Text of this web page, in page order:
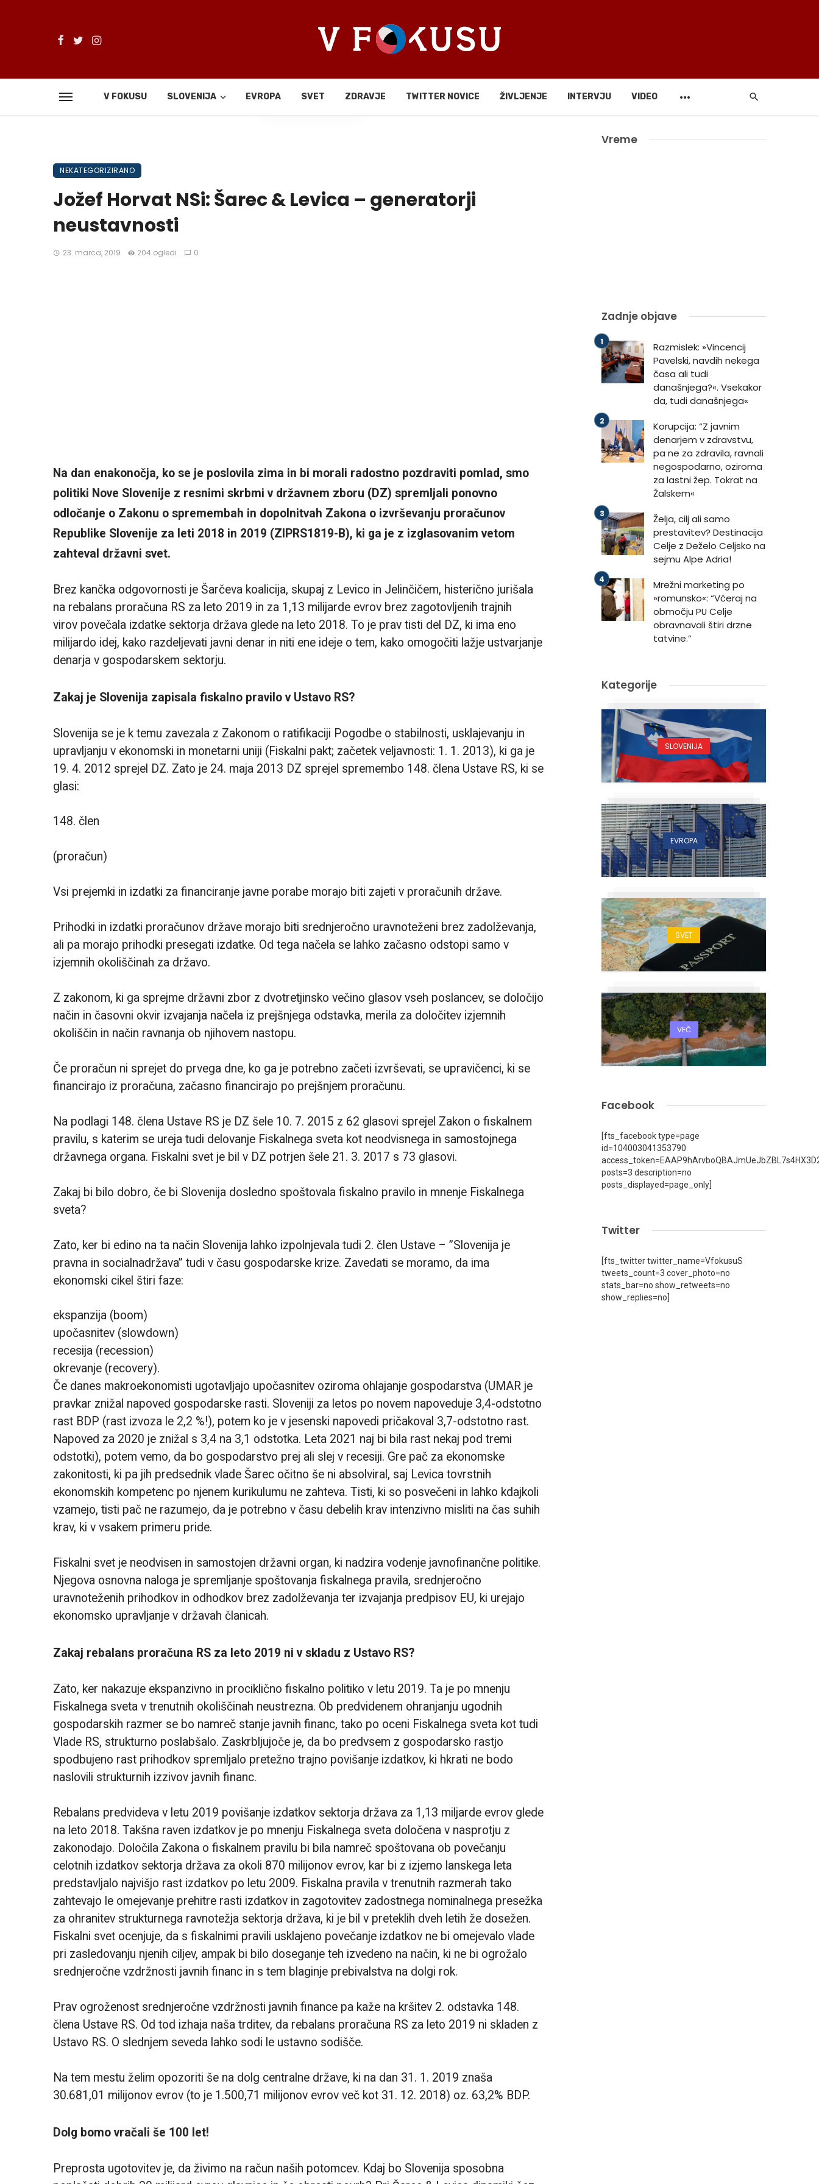
V FOKUSU SLOVENIJA EVROPA SVET ZDRAVJE TWITTER NOVICE ŽIVLJENJE INTERVJU VIDEO
Deli
NEKATEGORIZIRANO
Jožef Horvat NSi: Šarec & Levica – generatorji
neustavnosti
23. marca, 2019 204 ogledi 0
Na dan enakonočja, ko se je poslovila zima in bi morali radostno pozdraviti pomlad, smo
politiki Nove Slovenije z resnimi skrbmi v državnem zboru (DZ) spremljali ponovno
odločanje o Zakonu o spremembah in dopolnitvah Zakona o izvrševanju proračunov
Republike Slovenije za leti 2018 in 2019 (ZIPRS1819-B), ki ga je z izglasovanim vetom
zahteval državni svet.
Brez kančka odgovornosti je Šarčeva koalicija, skupaj z Levico in Jelinčičem, histerično jurišala
na rebalans proračuna RS za leto 2019 in za 1,13 milijarde evrov brez zagotovljenih trajnih
virov povečala izdatke sektorja država glede na leto 2018. To je prav tisti del DZ, ki ima eno
milijardo idej, kako razdeljevati javni denar in niti ene ideje o tem, kako omogočiti lažje ustvarjanje
denarja v gospodarskem sektorju.
Zakaj je Slovenija zapisala fiskalno pravilo v Ustavo RS?
Slovenija se je k temu zavezala z Zakonom o ratifikaciji Pogodbe o stabilnosti, usklajevanju in
upravljanju v ekonomski in monetarni uniji (Fiskalni pakt; začetek veljavnosti: 1. 1. 2013), ki ga je
19. 4. 2012 sprejel DZ. Zato je 24. maja 2013 DZ sprejel spremembo 148. člena Ustave RS, ki se
glasi:
148. člen
(proračun)
Vsi prejemki in izdatki za financiranje javne porabe morajo biti zajeti v proračunih države.
Prihodki in izdatki proračunov države morajo biti srednjeročno uravnoteženi brez zadolževanja,
ali pa morajo prihodki presegati izdatke. Od tega načela se lahko začasno odstopi samo v
izjemnih okoliščinah za državo.
Z zakonom, ki ga sprejme državni zbor z dvotretjinsko večino glasov vseh poslancev, se določijo
način in časovni okvir izvajanja načela iz prejšnjega odstavka, merila za določitev izjemnih
okoliščin in način ravnanja ob njihovem nastopu.
Če proračun ni sprejet do prvega dne, ko ga je potrebno začeti izvrševati, se upravičenci, ki se
financirajo iz proračuna, začasno financirajo po prejšnjem proračunu.
Na podlagi 148. člena Ustave RS je DZ šele 10. 7. 2015 z 62 glasovi sprejel Zakon o fiskalnem
pravilu, s katerim se ureja tudi delovanje Fiskalnega sveta kot neodvisnega in samostojnega
državnega organa. Fiskalni svet je bil v DZ potrjen šele 21. 3. 2017 s 73 glasovi.
Zakaj bi bilo dobro, če bi Slovenija dosledno spoštovala fiskalno pravilo in mnenje Fiskalnega
sveta?
Zato, ker bi edino na ta način Slovenija lahko izpolnjevala tudi 2. člen Ustave – ”Slovenija je
pravna in socialnadržava” tudi v času gospodarske krize. Zavedati se moramo, da ima
ekonomski cikel štiri faze:
ekspanzija (boom)
upočasnitev (slowdown)
recesija (recession)
okrevanje (recovery).
Če danes makroekonomisti ugotavljajo upočasnitev oziroma ohlajanje gospodarstva (UMAR je
pravkar znižal napoved gospodarske rasti. Sloveniji za letos po novem napoveduje 3,4-odstotno
rast BDP (rast izvoza le 2,2 %!), potem ko je v jesenski napovedi pričakoval 3,7-odstotno rast.
Napoved za 2020 je znižal s 3,4 na 3,1 odstotka. Leta 2021 naj bi bila rast nekaj pod tremi
odstotki), potem vemo, da bo gospodarstvo prej ali slej v recesiji. Gre pač za ekonomske
zakonitosti, ki pa jih predsednik vlade Šarec očitno še ni absolviral, saj Levica tovrstnih
ekonomskih kompetenc po njenem kurikulumu ne zahteva. Tisti, ki so posvečeni in lahko kdajkoli
vzamejo, tisti pač ne razumejo, da je potrebno v času debelih krav intenzivno misliti na čas suhih
krav, ki v vsakem primeru pride.
Fiskalni svet je neodvisen in samostojen državni organ, ki nadzira vodenje javnofinančne politike.
Njegova osnovna naloga je spremljanje spoštovanja fiskalnega pravila, srednjeročno
uravnoteženih prihodkov in odhodkov brez zadolževanja ter izvajanja predpisov EU, ki urejajo
ekonomsko upravljanje v državah članicah.
Zakaj rebalans proračuna RS za leto 2019 ni v skladu z Ustavo RS?
Zato, ker nakazuje ekspanzivno in prociklično fiskalno politiko v letu 2019. Ta je po mnenju
Fiskalnega sveta v trenutnih okoliščinah neustrezna. Ob predvidenem ohranjanju ugodnih
gospodarskih razmer se bo namreč stanje javnih financ, tako po oceni Fiskalnega sveta kot tudi
Vlade RS, strukturno poslabšalo. Zaskrbljujoče je, da bo predvsem z gospodarsko rastjo
spodbujeno rast prihodkov spremljalo pretežno trajno povišanje izdatkov, ki hkrati ne bodo
naslovili strukturnih izzivov javnih financ.
Rebalans predvideva v letu 2019 povišanje izdatkov sektorja država za 1,13 miljarde evrov glede
na leto 2018. Takšna raven izdatkov je po mnenju Fiskalnega sveta določena v nasprotju z
zakonodajo. Določila Zakona o fiskalnem pravilu bi bila namreč spoštovana ob povečanju
celotnih izdatkov sektorja država za okoli 870 milijonov evrov, kar bi z izjemo lanskega leta
predstavljalo najvišjo rast izdatkov po letu 2009. Fiskalna pravila v trenutnih razmerah tako
zahtevajo le omejevanje prehitre rasti izdatkov in zagotovitev zadostnega nominalnega presežka
za ohranitev strukturnega ravnotežja sektorja država, ki je bil v preteklih dveh letih že dosežen.
Fiskalni svet ocenjuje, da s fiskalnimi pravili usklajeno povečanje izdatkov ne bi omejevalo vlade
pri zasledovanju njenih ciljev, ampak bi bilo doseganje teh izvedeno na način, ki ne bi ogrožalo
srednjeročne vzdržnosti javnih financ in s tem blaginje prebivalstva na dolgi rok.
Prav ogroženost srednjeročne vzdržnosti javnih finance pa kaže na kršitev 2. odstavka 148.
člena Ustave RS. Od tod izhaja naša trditev, da rebalans proračuna RS za leto 2019 ni skladen z
Ustavo RS. O slednjem seveda lahko sodi le ustavno sodišče.
Na tem mestu želim opozoriti še na dolg centralne države, ki na dan 31. 1. 2019 znaša
30.681,01 milijonov evrov (to je 1.500,71 milijonov evrov več kot 31. 12. 2018) oz. 63,2% BDP.
Dolg bomo vračali še 100 let!
Preprosta ugotovitev je, da živimo na račun naših potomcev. Kdaj bo Slovenija sposobna
Vreme
Zadnje objave
Razmislek: »Vincencij
Pavelski, navdih nekega
časa ali tudi
današnjega?«. Vsekakor
da, tudi današnjega«
Korupcija: “Z javnim
denarjem v zdravstvu,
pa ne za zdravila, ravnali
negospodarno, oziroma
za lastni žep. Tokrat na
Žalskem«
Želja, cilj ali samo
prestavitev? Destinacija
Celje z Deželo Celjsko na
sejmu Alpe Adria!
Mrežni marketing po
»romunsko«: “Včeraj na
območju PU Celje
obravnavali štiri drzne
tatvine.”
Kategorije
SLOVENIJA
EVROPA
SVET
VEČ
Facebook
[fts_facebook type=page
id=104003041353790
posts=3 description=no
posts_displayed=page_only]
Twitter
[fts_twitter twitter_name=VfokusuS
tweets_count=3 cover_photo=no
stats_bar=no show_retweets=no
show_replies=no]